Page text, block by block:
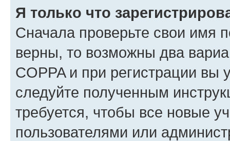
Я только что
Сначала проверьте свои имя
верны, то возможны два
COPPA и при регистрации вы
следуйте полученным
требуется, чтобы все новые
пользователями или